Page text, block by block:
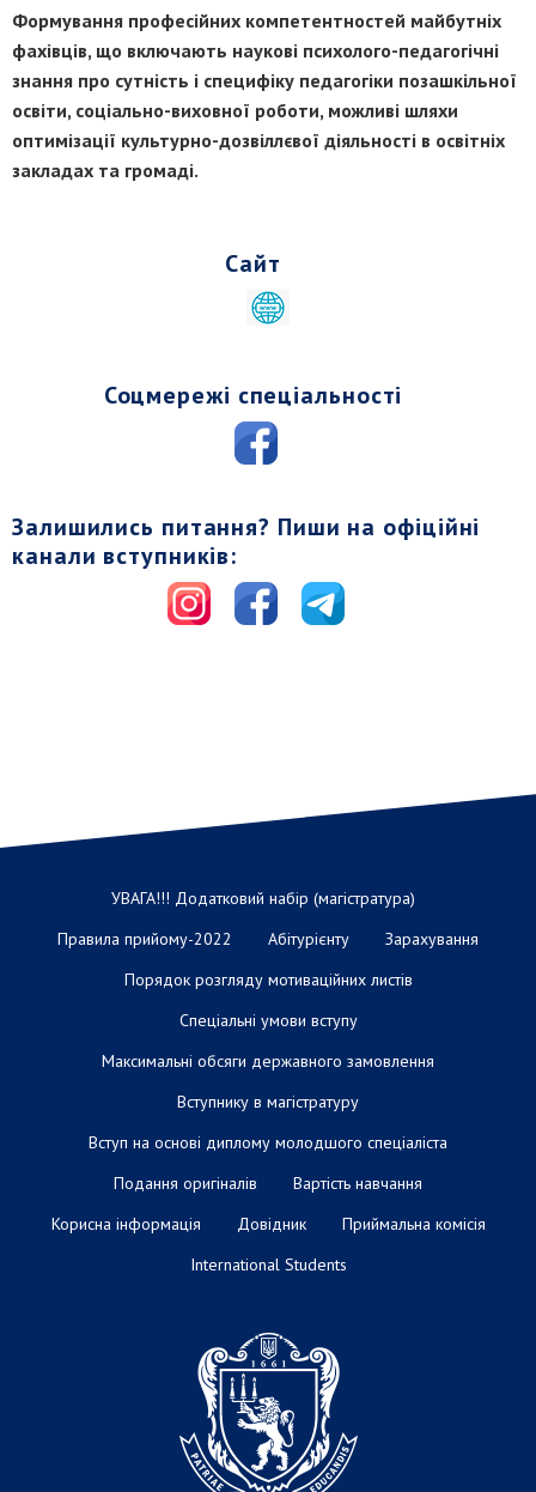
Формування професійних компетентностей майбутніх
фахівців, що включають наукові психолого-педагогічні
знання про сутність і специфіку педагогіки позашкільної
освіти, соціально-виховної роботи, можливі шляхи
оптимізації культурно-дозвіллєвої діяльності в освітніх
закладах та громаді.
Сайт
Соцмережі спеціальності
Залишились питання? Пиши на офіційні
канали вступників:
УВАГА!!! Додатковий набір (магістратура)
Правила прийому-2022
Абітурієнту
Зарахування
Порядок розгляду мотиваційних листів
Спеціальні умови вступу
Максимальні обсяги державного замовлення
Вступнику в магістратуру
Вступ на основі диплому молодшого спеціаліста
Подання оригіналів
Вартість навчання
Корисна інформація
Довідник
Приймальна комісія
International Students